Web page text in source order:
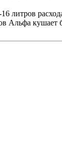
литров
Альфа кушает